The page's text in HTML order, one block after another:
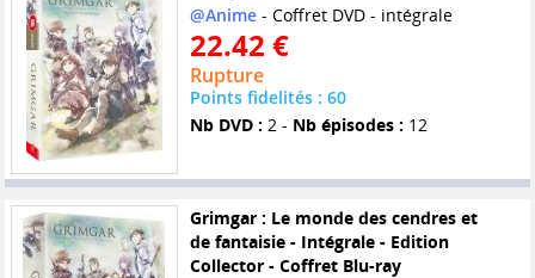
@Anime- Coffret DVD - intégrale
22.42 €
Rupture
Points fidelités : 60
Nb DVD : 2 - Nb épisodes : 12
Grimgar : Le monde des cendres et
de fantaisie - Intégrale - Edition
Collector - Coffret Blu-ray